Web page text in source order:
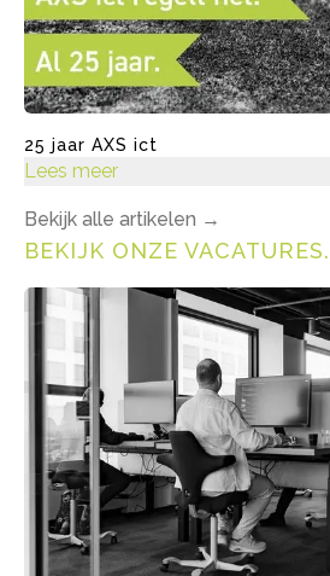
25 jaar AXS ict
Lees meer
Bekijk alle artikelen →
BEKIJK ONZE VACATURES.